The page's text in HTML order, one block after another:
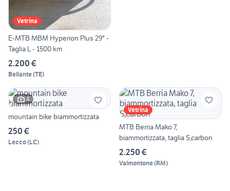
Vetrina
E-MTB MBM Hyperion Plus 29" -
Taglia L - 1500 km
2.200 €
Bellante(TE)
4
mountain bike biammortizzata
250 €
Lecco(LC)
Vetrina
MTB Berria Mako 7,
biammortizzata, taglia S,carbon
2.250 €
Valmontone(RM)